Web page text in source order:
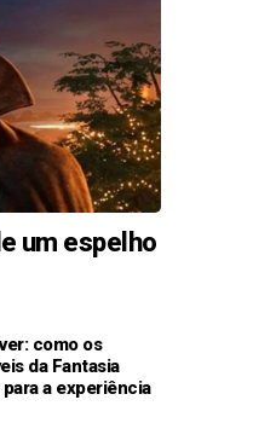
um espelho
como os
da Fantasia
a experiência